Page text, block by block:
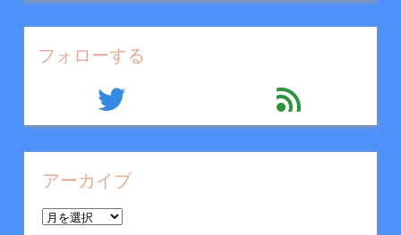
フォローする
twitter feed
アーカイブ
ア